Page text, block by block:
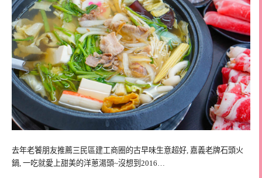
去年老饕朋友推薦三民區建工商圈的古早味生意超好, 嘉義老牌石頭火
鍋, 一吃就愛上甜美的洋蔥湯頭~沒想到2016…